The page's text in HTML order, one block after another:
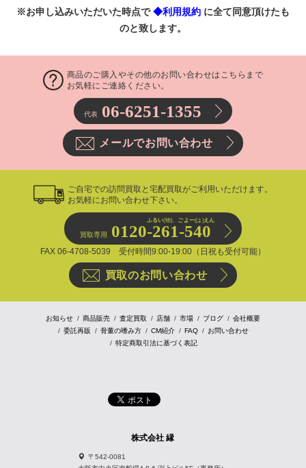
※お申し込みいただいた時点で◆利用規約 に全て同意頂けたも
のと致します。
商品のご購入やその他のお問い合わせはこちらまで
お気軽にご連絡ください。
代表 06-6251-1355
メールでお問い合わせ
ご自宅での訪問買取と宅配買取がご利用いただけます。
お気軽にお問い合わせ下さい。
ふるい(物)、 ごよー(は)えん
買取専用 0120-261-540
FAX 06-4708-5039 受付時間9:00-19:00（日祝も受付可能）
買取のお問い合わせ
お知らせ 商品販売 査定買取 店舗 市場 ブログ
会社概要
委託再販
骨董の嗜み方 CM紹介 FAQ
お問い合わせ
特定商取引法に基づく表記
株式会社 縁
〒542-0081